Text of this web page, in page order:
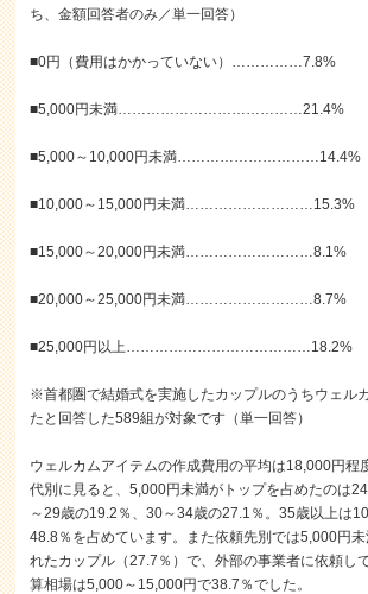
ち、金額回答者のみ／単一回答）
■0円（費用はかかっていない）……………7.8%
■5,000円未満…………………………………21.4%
■5,000～10,000円未満…………………………14.4%
■10,000～15,000円未満………………………15.3%
■15,000～20,000円未満………………………8.1%
■20,000～25,000円未満………………………8.7%
■25,000円以上…………………………………18.2%
※首都圏で結婚式を実施したカップルのうちウェル
たと回答した589組が対象です（単一回答）
ウェルカムアイテムの作成費用の平均は18,000円程
代別に見ると、5,000円未満がトップを占めたのは
～29歳の19.2％、30～34歳の27.1％。35歳以上は
48.8％を占めています。また依頼先別では5,000円
れたカップル（27.7％）で、外部の事業者に依頼し
算相場は5,000～15,000円で38.7％でした。